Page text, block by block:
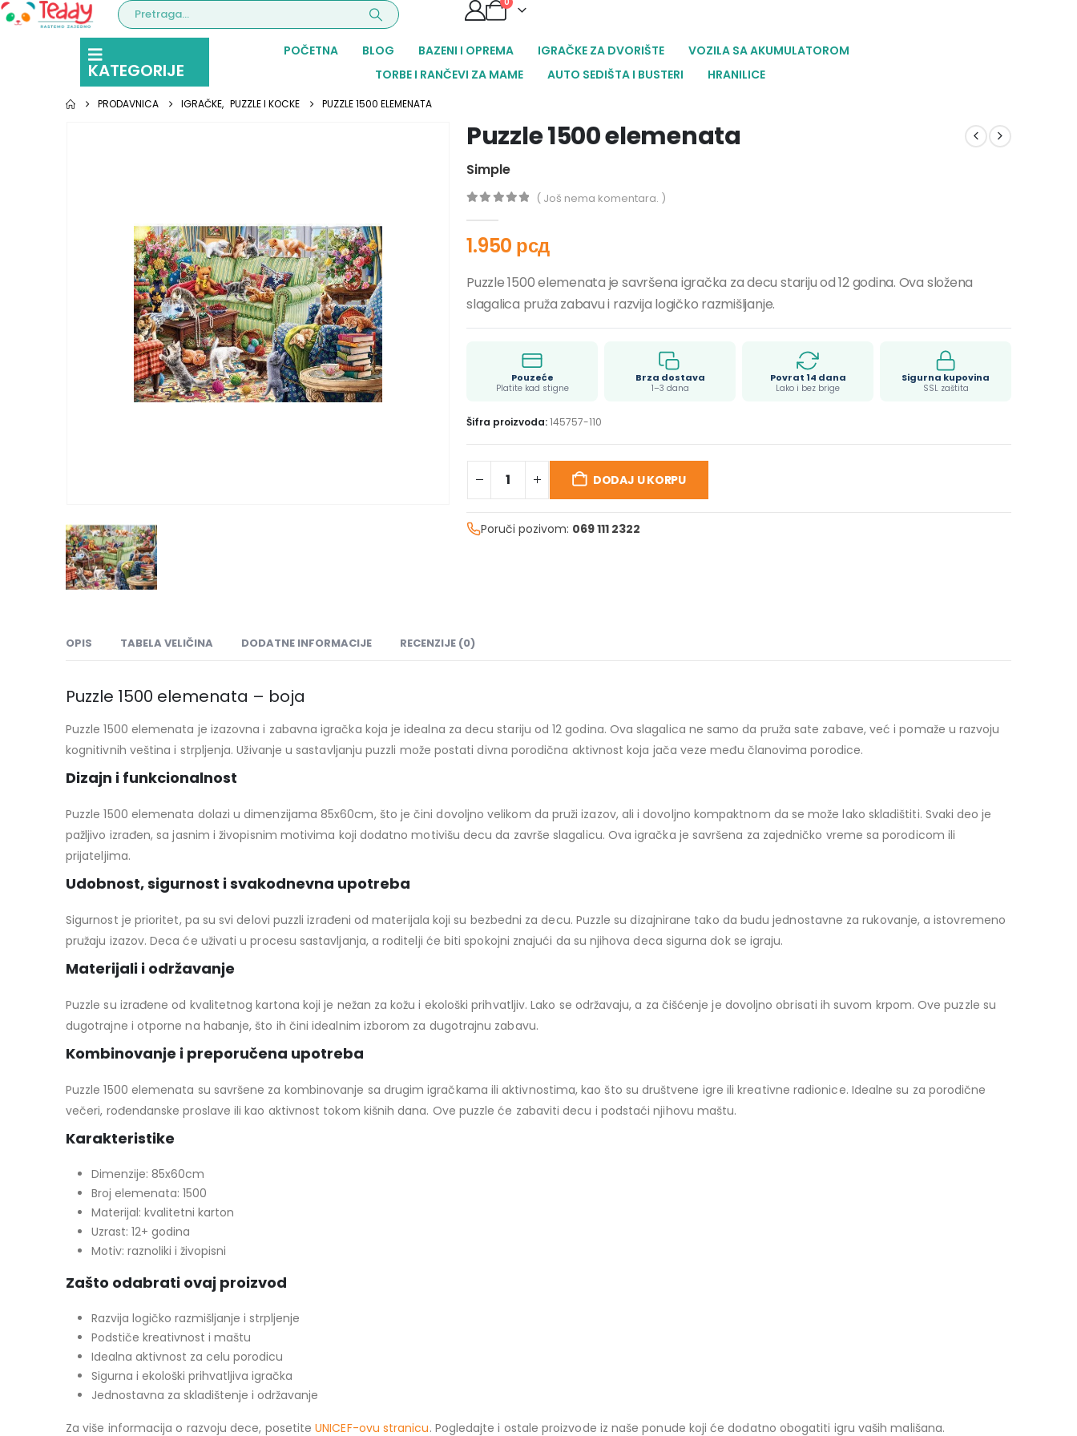
KATEGORIJE
POČETNA BLOG BAZENI I OPREMA IGRAČKE ZA DVORIŠTE
VOZILA SA AKUMULATOROM
TORBE I RANČEVI ZA MAME
AUTO SEDIŠTA I BUSTERI HRANILICE
PRODAVNICA IGRAČKE, PUZZLE I KOCKE PUZZLE 1500 ELEMENATA
Puzzle 1500 elemenata
Simple
( Još nema komentara. )
1.950 рсд
Puzzle 1500 elemenata je savršena igračka za decu stariju od 12 godina. Ova složena
slagalica pruža zabavu i razvija logičko razmišljanje.
Pouzeće
Platite kad stigne
Brza dostava
1–3 dana
Povrat 14 dana
Lako i bez brige
Sigurna kupovina
SSL zaštita
Šifra proizvoda:145757-110
DODAJ U KORPU
Poruči pozivom: 069 111 2322
OPIS TABELA VELIČINA DODATNE INFORMACIJE RECENZIJE (0)
Puzzle 1500 elemenata – boja
Puzzle 1500 elemenata je izazovna i zabavna igračka koja je idealna za decu stariju od 12 godina. Ova slagalica ne samo da pruža sate zabave, već i pomaže u razvoju
kognitivnih veština i strpljenja. Uživanje u sastavljanju puzzli može postati divna porodična aktivnost koja jača veze među članovima porodice.
Dizajn i funkcionalnost
Puzzle 1500 elemenata dolazi u dimenzijama 85x60cm, što je čini dovoljno velikom da pruži izazov, ali i dovoljno kompaktnom da se može lako skladištiti. Svaki deo je
pažljivo izrađen, sa jasnim i živopisnim motivima koji dodatno motivišu decu da završe slagalicu. Ova igračka je savršena za zajedničko vreme sa porodicom ili
prijateljima.
Udobnost, sigurnost i svakodnevna upotreba
Sigurnost je prioritet, pa su svi delovi puzzli izrađeni od materijala koji su bezbedni za decu. Puzzle su dizajnirane tako da budu jednostavne za rukovanje, a istovremeno
pružaju izazov. Deca će uživati u procesu sastavljanja, a roditelji će biti spokojni znajući da su njihova deca sigurna dok se igraju.
Materijali i održavanje
Puzzle su izrađene od kvalitetnog kartona koji je nežan za kožu i ekološki prihvatljiv. Lako se održavaju, a za čišćenje je dovoljno obrisati ih suvom krpom. Ove puzzle su
dugotrajne i otporne na habanje, što ih čini idealnim izborom za dugotrajnu zabavu.
Kombinovanje i preporučena upotreba
Puzzle 1500 elemenata su savršene za kombinovanje sa drugim igračkama ili aktivnostima, kao što su društvene igre ili kreativne radionice. Idealne su za porodične
večeri, rođendanske proslave ili kao aktivnost tokom kišnih dana. Ove puzzle će zabaviti decu i podstaći njihovu maštu.
Karakteristike
Dimenzije: 85x60cm
Broj elemenata: 1500
Materijal: kvalitetni karton
Uzrast: 12+ godina
Motiv: raznoliki i živopisni
Zašto odabrati ovaj proizvod
Razvija logičko razmišljanje i strpljenje
Podstiče kreativnost i maštu
Idealna aktivnost za celu porodicu
Sigurna i ekološki prihvatljiva igračka
Jednostavna za skladištenje i održavanje
Za više informacija o razvoju dece, posetiteUNICEF-ovu stranicu. Pogledajte i ostale proizvode iz naše ponude koji će dodatno obogatiti igru vaših mališana.